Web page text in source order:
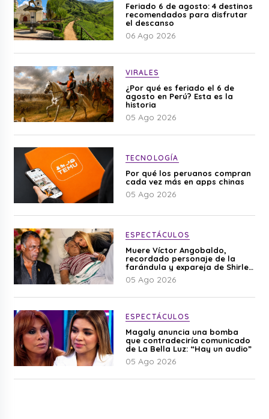
Feriado 6 de agosto: 4 destinos
recomendados para disfrutar
el descanso
06 Ago 2026
VIRALES
¿Por qué es feriado el 6 de
agosto en Perú? Esta es la
historia
05 Ago 2026
TECNOLOGÍA
Por qué los peruanos compran
cada vez más en apps chinas
05 Ago 2026
ESPECTÁCULOS
Muere Víctor Angobaldo,
recordado personaje de la
farándula y expareja de Shirley
Cherres
05 Ago 2026
ESPECTÁCULOS
Magaly anuncia una bomba
que contradeciría comunicado
de La Bella Luz: “Hay un audio”
05 Ago 2026